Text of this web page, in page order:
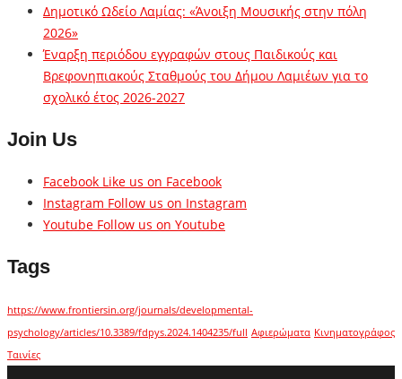
Δημοτικό Ωδείο Λαμίας: «Άνοιξη Μουσικής στην πόλη
2026»
Έναρξη περιόδου εγγραφών στους Παιδικούς και
Βρεφονηπιακούς Σταθμούς του Δήμου Λαμιέων για το
σχολικό έτος 2026-2027
Join Us
Facebook Like us on Facebook
Instagram Follow us on Instagram
Youtube Follow us on Youtube
Tags
https://www.frontiersin.org/journals/developmental-
psychology/articles/10.3389/fdpys.2024.1404235/full Αφιερώματα Κινηματογράφος
Ταινίες